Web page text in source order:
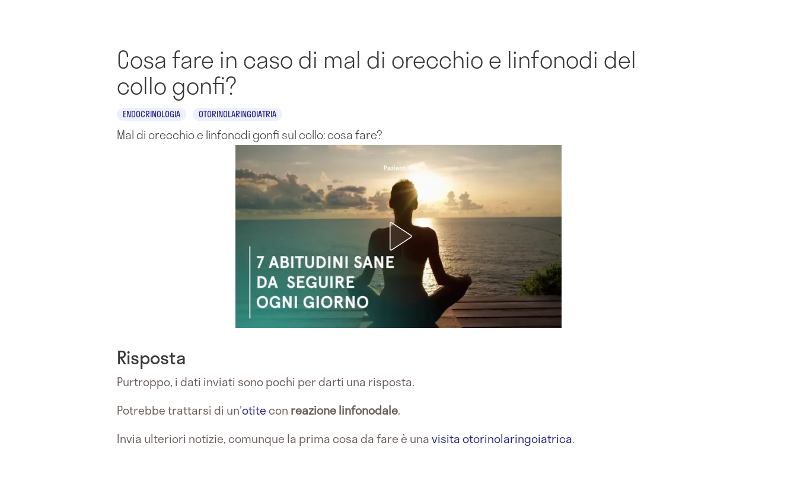
Cosa fare in caso di mal di orecchio e linfonodi del
collo gonfi?
ENDOCRINOLOGIA OTORINOLARINGOIATRIA
Mal di orecchio e linfonodi gonfi sul collo: cosa fare?
Risposta
Purtroppo, i dati inviati sono pochi per darti una risposta.
Potrebbe trattarsi di un'otitecon reazione linfonodale.
Invia ulteriori notizie, comunque la prima cosa da fare è unavisita otorinolaringoiatrica.